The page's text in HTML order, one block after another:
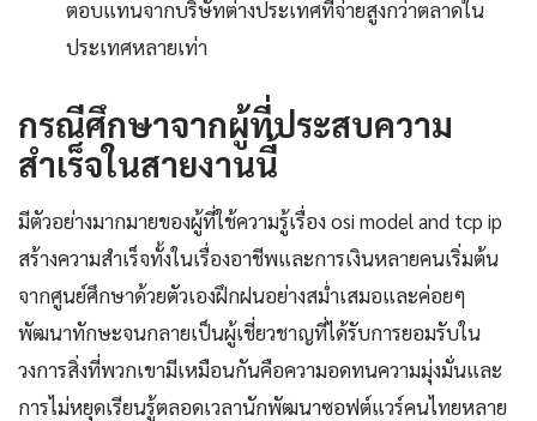
ตอบแทนจากบริษัทต่างประเทศที่จ่ายสูงกว่าตลาดใน
ประเทศหลายเท่า
กรณีศึกษาจากผู้ที่ประสบความ
สำเร็จในสายงานนี้
มีตัวอย่างมากมายของผู้ที่ใช้ความรู้เรื่อง osi model and tcp ip
สร้างความสำเร็จทั้งในเรื่องอาชีพและการเงินหลายคนเริ่มต้น
จากศูนย์ศึกษาด้วยตัวเองฝึกฝนอย่างสม่ำเสมอและค่อยๆ
พัฒนาทักษะจนกลายเป็นผู้เชี่ยวชาญที่ได้รับการยอมรับใน
วงการสิ่งที่พวกเขามีเหมือนกันคือความอดทนความมุ่งมั่นและ
การไม่หยุดเรียนรู้ตลอดเวลานักพัฒนาซอฟต์แวร์คนไทยหลาย